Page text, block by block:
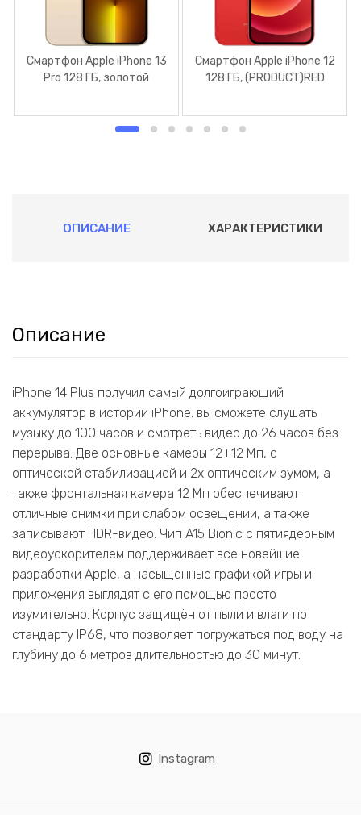
Смартфон Apple iPhone 13
Pro 128 ГБ, золотой
Смартфон Apple iPhone 12
128 ГБ, (PRODUCT)RED
ОПИСАНИЕ ХАРАКТЕРИСТИКИ
Описание
iPhone 14 Plus получил самый долгоиграющий
аккумулятор в истории iPhone: вы сможете слушать
музыку до 100 часов и смотреть видео до 26 часов без
перерыва. Две основные камеры 12+12 Мп, с
оптической стабилизацией и 2x оптическим зумом, а
также фронтальная камера 12 Мп обеспечивают
отличные снимки при слабом освещении, а также
записывают HDR-видео. Чип A15 Bionic с пятиядерным
видеоускорителем поддерживает все новейшие
разработки Apple, а насыщенные графикой игры и
приложения выглядят с его помощью просто
изумительно. Корпус защищён от пыли и влаги по
стандарту IP68, что позволяет погружаться под воду на
глубину до 6 метров длительностью до 30 минут.
Instagram